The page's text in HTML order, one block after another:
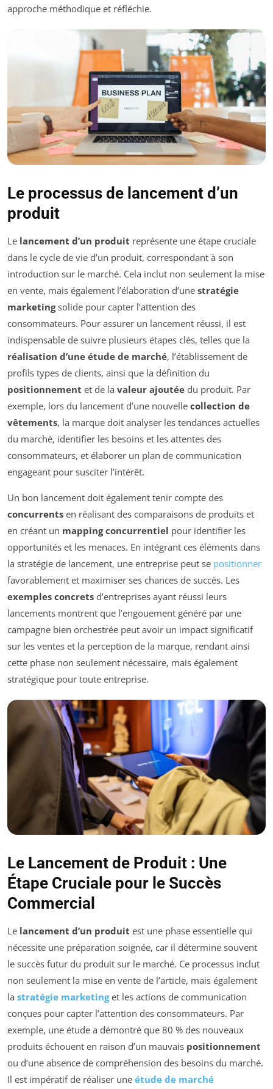
approche méthodique et réfléchie.
Le processus de lancement d’un
produit
Le lancement d’un produit représente une étape cruciale
dans le cycle de vie d’un produit, correspondant à son
introduction sur le marché. Cela inclut non seulement la mise
en vente, mais également l’élaboration d’une stratégie
marketingsolide pour capter l’attention des
consommateurs. Pour assurer un lancement réussi, il est
indispensable de suivre plusieurs étapes clés, telles que la
réalisation d’une étude de marché, l’établissement de
profils types de clients, ainsi que la définition du
positionnement et de la valeur ajoutée du produit. Par
exemple, lors du lancement d’une nouvelle collection de
vêtements, la marque doit analyser les tendances actuelles
du marché, identifier les besoins et les attentes des
consommateurs, et élaborer un plan de communication
engageant pour susciter l’intérêt.
Un bon lancement doit également tenir compte des
concurrents en réalisant des comparaisons de produits et
en créant un mapping concurrentiel pour identifier les
opportunités et les menaces. En intégrant ces éléments dans
la stratégie de lancement, une entreprise peut se positionner
favorablement et maximiser ses chances de succès. Les
exemples concrets d’entreprises ayant réussi leurs
lancements montrent que l’engouement généré par une
campagne bien orchestrée peut avoir un impact significatif
sur les ventes et la perception de la marque, rendant ainsi
cette phase non seulement nécessaire, mais également
stratégique pour toute entreprise.
Le Lancement de Produit : Une
Étape Cruciale pour le Succès
Commercial
Le lancement d’un produit est une phase essentielle qui
nécessite une préparation soignée, car il détermine souvent
le succès futur du produit sur le marché. Ce processus inclut
non seulement la mise en vente de l’article, mais également
la stratégie marketinget les actions de communication
conçues pour capter l’attention des consommateurs. Par
exemple, une étude a démontré que 80 % des nouveaux
produits échouent en raison d’un mauvais positionnement
ou d’une absence de compréhension des besoins du marché.
Il est impératif de réaliser une étude de marché